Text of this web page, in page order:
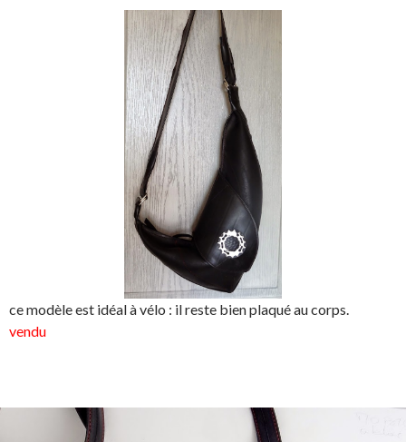
ce modèle est idéal à vélo : il reste bien plaqué au corps.
vendu